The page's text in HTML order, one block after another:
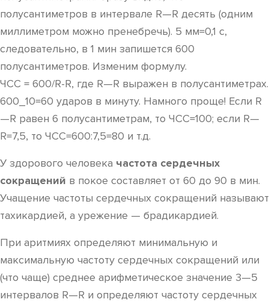
полусантиметров в интервале R—R десять (одним
миллиметром можно пренебречь). 5 мм=0,1 с,
следовательно, в 1 мин запишется 600
полусантиметров. Изменим формулу.
ЧСС = 600/R-R, где R—R выражен в полусантиметрах.
600_10=60 ударов в минуту. Намного проще! Если R
—R равен 6 полусантиметрам, то ЧCC=100; eсли R—
R=7,5, тo ЧCC=600:7,5=80 и т.д.
У здорового человека частота сердечных
сокращений в покое составляет от 60 до 90 в мин.
Учащение частоты сердечных сокращений называют
тахикардией, а урежение — брадикардией.
При аритмиях определяют минимальную и
максимальную частоту сердечных сокращений или
(что чаще) среднее арифметическое значение 3—5
интервалов R—R и определяют частоту сердечных